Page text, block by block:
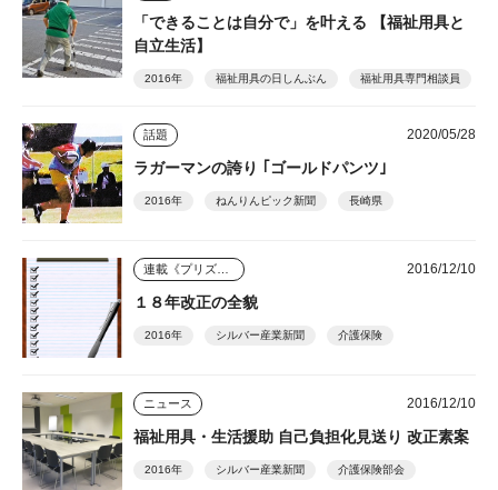
「できることは自分で」を叶える 【福祉用具と
自立生活】
2016年 福祉用具の日しんぶん 福祉用具専門相談員
話題 2020/05/28
ラガーマンの誇り ｢ゴールドパンツ｣
2016年 ねんりんピック新聞 長崎県
2016/12/10
１８年改正の全貌
2016年 シルバー産業新聞 介護保険
ニュース 2016/12/10
福祉用具・生活援助 自己負担化見送り 改正素案
2016年 シルバー産業新聞 介護保険部会